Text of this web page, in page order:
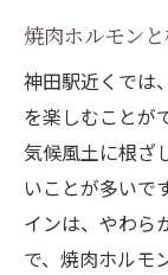
焼肉ホルモン
神田駅近くでは
を楽しむことが
気候風土に根ざ
いことが多いで
インは、やわら
で、焼肉ホルモ